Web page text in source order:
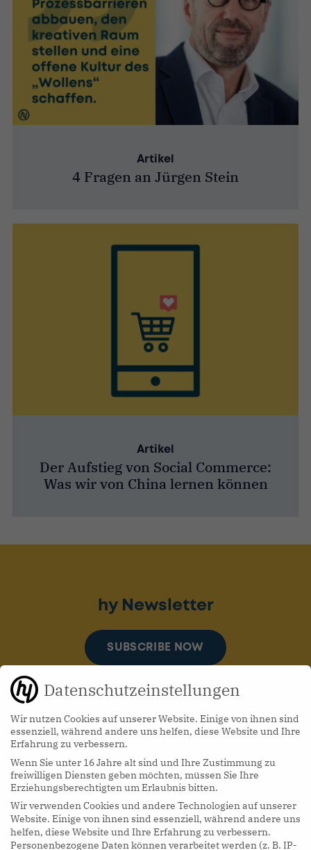
Artikel
4 Fragen an Jürgen Stein
Artikel
Der Aufstieg von Social Commerce:
Was wir von China lernen können
hy Podcasts
LISTEN NOW
hy Newsletter
SUBSCRIBE NOW
Datenschutzeinstellungen
Wir nutzen Cookies auf unserer Website. Einige von ihnen sind
essenziell, während andere uns helfen, diese Website und Ihre
Erfahrung zu verbessern.
Wenn Sie unter 16 Jahre alt sind und Ihre Zustimmung zu
freiwilligen Diensten geben möchten, müssen Sie Ihre
Erziehungsberechtigten um Erlaubnis bitten.
Wir verwenden Cookies und andere Technologien auf unserer
Website. Einige von ihnen sind essenziell, während andere uns
helfen, diese Website und Ihre Erfahrung zu verbessern.
Personenbezogene Daten können verarbeitet werden (z. B. IP-